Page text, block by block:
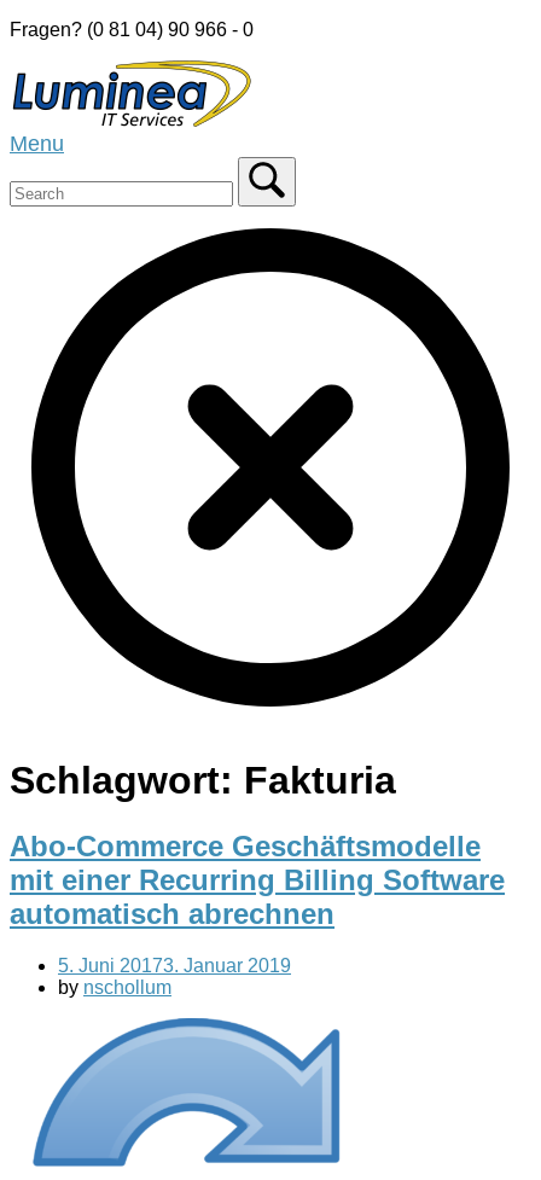
Skip
content
Fragen? (0 81 04) 90 966 - 0
Home
Menu
Schlagwort: Fakturia
Abo-Commerce Geschäftsmodelle
mit einer Recurring Billing Software
automatisch abrechnen
5. Juni 20173. Januar 2019
by nschollum